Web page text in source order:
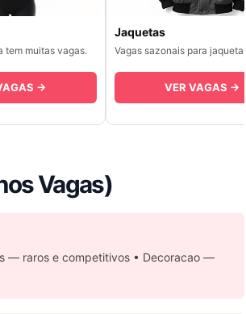
tem muitas vagas.
→
Jaquetas
Vagas sazonais para jaquetas.
VER VAGAS →
Vagas)
— raros e competitivos • Decoracao —